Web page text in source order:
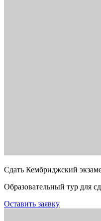
Сдать Кембриджский
Образовательный тур для
Оставить заявку